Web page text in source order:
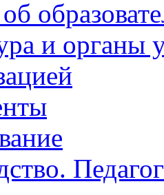
и органы